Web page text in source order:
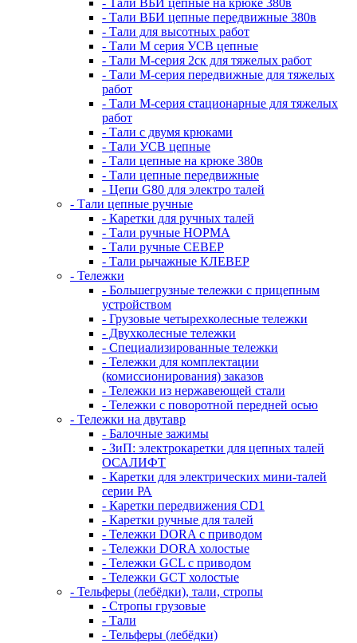
- Тали ВБИ цепные передвижные 380в
- Тали для высотных работ
- Тали М серия УСВ цепные
- Тали М-серия 2ск для тяжелых работ
- Тали М-серия передвижные для тяжелых
работ
- Тали М-серия стационарные для тяжелых
работ
- Тали с двумя крюками
- Тали УСВ цепные
- Тали цепные на крюке 380в
- Тали цепные передвижные
- Цепи G80 для электро талей
- Тали цепные ручные
- Каретки для ручных талей
- Тали ручные НОРМА
- Тали ручные СЕВЕР
- Тали рычажные КЛЕВЕР
- Тележки
- Большегрузные тележки с прицепным
устройством
- Грузовые четырехколесные тележки
- Двухколесные тележки
- Специализированные тележки
- Тележки для комплектации
(комиссионирования) заказов
- Тележки из нержавеющей стали
- Тележки с поворотной передней осью
- Тележки на двутавр
- Балочные зажимы
- ЗиП: электрокаретки для цепных талей
ОСАЛИФТ
- Каретки для электрических мини-талей
серии РА
- Каретки передвижения CD1
- Каретки ручные для талей
- Тележки DORA с приводом
- Тележки DORA холостые
- Тележки GCL с приводом
- Тележки GCT холостые
- Тельферы (лебёдки), тали, стропы
- Стропы грузовые
- Тали
- Тельферы (лебёдки)